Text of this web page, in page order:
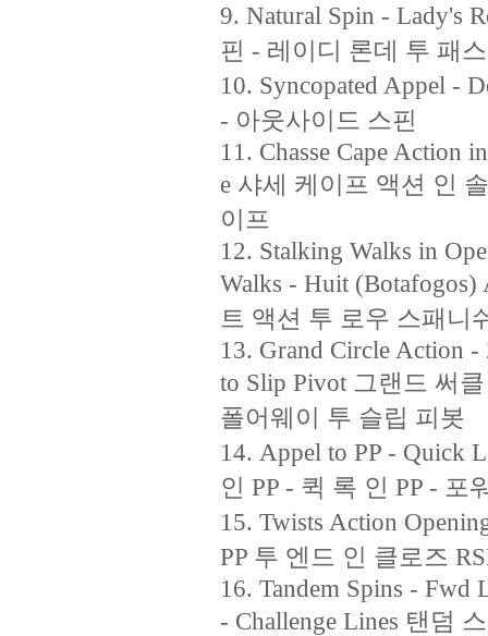
9. Natural Spin - Lady's
핀 - 레이디 론데 투 패
10. Syncopated Appel -
- 아웃사이드 스핀
11. Chasse Cape Action
e 샤세 케이프 액션 인
이프
12. Stalking Walks in
Walks - Huit
트 액션 투 로우 스패니
13. Grand Circle Action
to Slip Pivot 그랜드 써
폴어웨이 투 슬립 피봇
14. Appel to PP - Quick
인 PP - 퀵 록 인 PP - 포
15. Twists Action
PP 투 엔드 인 클로즈
16. Tandem Spins -
- Challenge Lines 탠덤